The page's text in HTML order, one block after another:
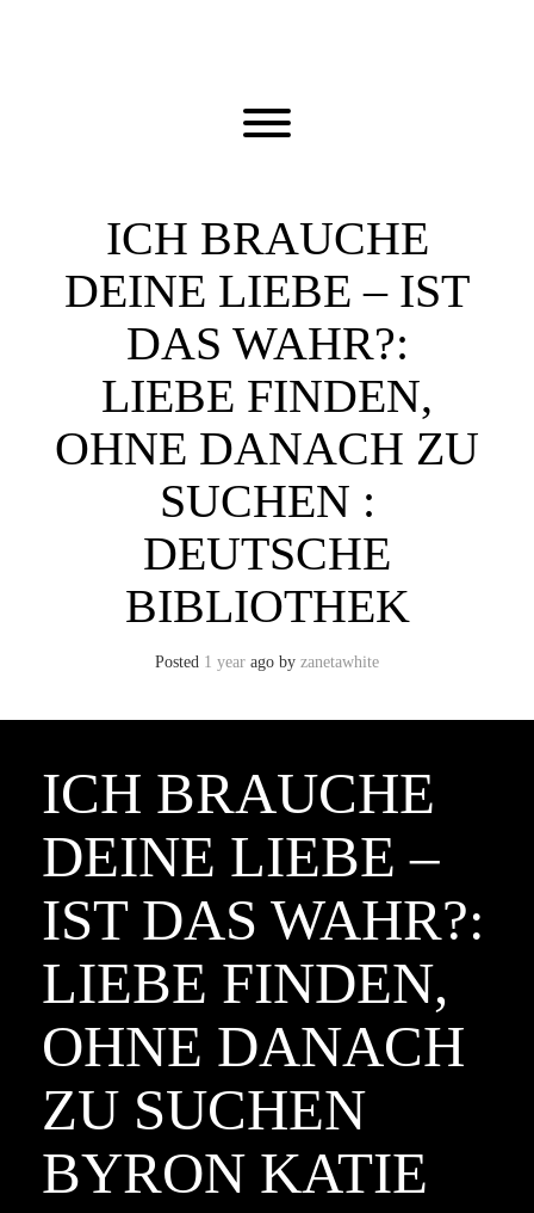
Toggle menu visibility.
ICH BRAUCHE
DEINE LIEBE – IST
DAS WAHR?:
LIEBE FINDEN,
OHNE DANACH ZU
SUCHEN :
DEUTSCHE
BIBLIOTHEK
Posted 1 year ago by zanetawhite
ICH BRAUCHE
DEINE LIEBE –
IST DAS WAHR?:
LIEBE FINDEN,
OHNE DANACH
ZU SUCHEN
BYRON KATIE